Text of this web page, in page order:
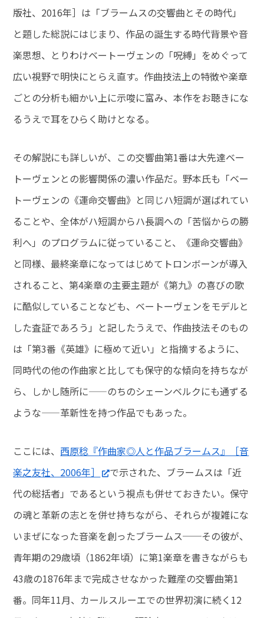
版社、2016年］は「ブラームスの交響曲とその時代」
と題した総説にはじまり、作品の誕生する時代背景や音
楽思想、とりわけベートーヴェンの「呪縛」をめぐって
広い視野で明快にとらえ直す。作曲技法上の特徴や楽章
ごとの分析も細かい上に示唆に富み、本作をお聴きにな
るうえで耳をひらく助けとなる。
その解説にも詳しいが、この交響曲第1番は大先達ベー
トーヴェンとの影響関係の濃い作品だ。野本氏も「ベー
トーヴェンの《運命交響曲》と同じハ短調が選ばれてい
ることや、全体がハ短調からハ長調への「苦悩からの勝
利へ」のプログラムに従っていること、《運命交響曲》
と同様、最終楽章になってはじめてトロンボーンが導入
されること、第4楽章の主要主題が《第九》の喜びの歌
に酷似していることなども、ベートーヴェンをモデルと
した査証であろう」と記したうえで、作曲技法そのもの
は「第3番《英雄》に極めて近い」と指摘するように、
同時代の他の作曲家と比しても保守的な傾向を持ちなが
ら、しかし随所に——のちのシェーンベルクにも通ずる
ような——革新性を持つ作品でもあった。
ここには、 西原稔『作曲家◎人と作品ブラームス』［音
楽之友社、2006年］
で示された、ブラームスは「近
代の総括者」であるという視点も併せておきたい。保守
の魂と革新の志とを併せ持ちながら、それらが複雑にな
いまぜになった音楽を創ったブラームス──その彼が、
青年期の29歳頃（1862年頃）に第1楽章を書きながらも
43歳の1876年まで完成させなかった難産の交響曲第1
番。同年11月、カールスルーエでの世界初演に続く12